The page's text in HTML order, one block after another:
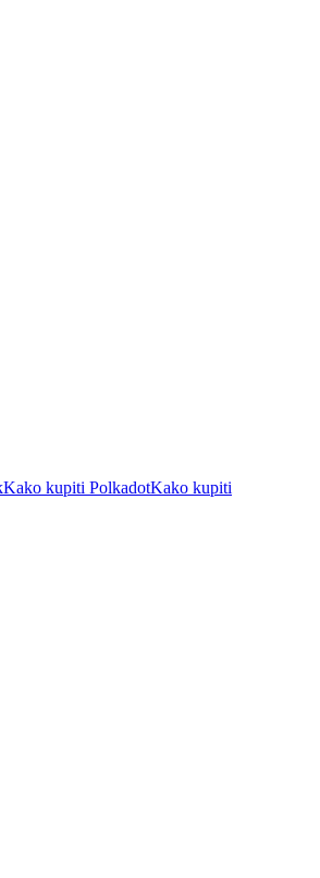
Kako kupiti PolkadotKako kupiti